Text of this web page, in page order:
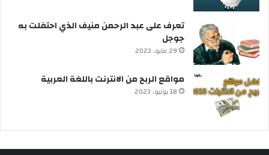
تعرف على عبد الرحمن منيف الذي احتفلت به
جوجل
29 مايو، 2023
مواقع الربح من الانترنت باللغة العربية
18 يونيو، 2023